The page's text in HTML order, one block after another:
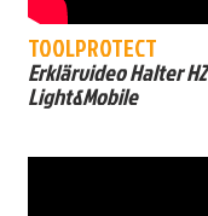
TOOLPROTECT
Erklärvideo Halter H2
Light&Mobile